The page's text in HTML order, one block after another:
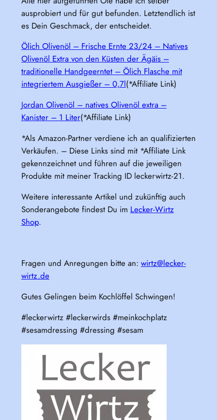
ausprobiert und für gut befunden. Letztendlich ist
es Dein Geschmack, der entscheidet.
Ölich Olivenöl – Frische Ernte 23/24 – Natives
Olivenöl Extra von den Küsten der Ägäis –
traditionelle Handgeerntet – Ölich Flasche mit
integriertem Ausgießer – 0,7l(*Affiliate Link)
Jordan Olivenöl – natives Olivenöl extra –
Kanister – 1 Liter(*Affiliate Link)
*Als Amazon-Partner verdiene ich an qualifizierten
Verkäufen. – Diese Links sind mit *Affiliate Link
gekennzeichnet und führen auf die jeweiligen
Produkte mit meiner Tracking ID leckerwirtz-21.
Weitere interessante Artikel und zukünftig auch
Sonderangebote findest Du im Lecker-Wirtz
Shop.
Fragen und Anregungen bitte an: wirtz@lecker-
wirtz.de
Gutes Gelingen beim Kochlöffel Schwingen!
#leckerwirtz #leckerwirds #meinkochplatz
#sesamdressing #dressing #sesam